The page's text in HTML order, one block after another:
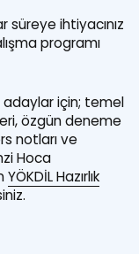
süreye ihtiyacınız
programı
adaylar için; temel
özgün deneme
notları ve
Hoca
YÖKDİL Hazırlık